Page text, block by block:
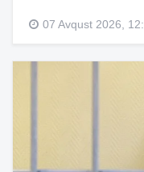
07 Avqust 2026,